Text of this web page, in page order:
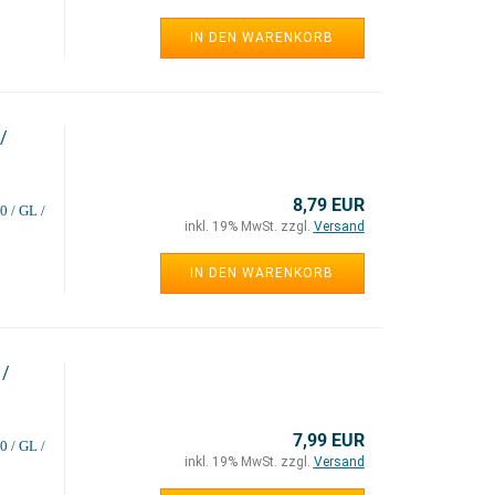
IN DEN WARENKORB
/ GL / 8,79 EUR
inkl. 19% MwSt. zzgl. Versand
IN DEN WARENKORB
/
/ GL / 7,99 EUR
inkl. 19% MwSt. zzgl. Versand